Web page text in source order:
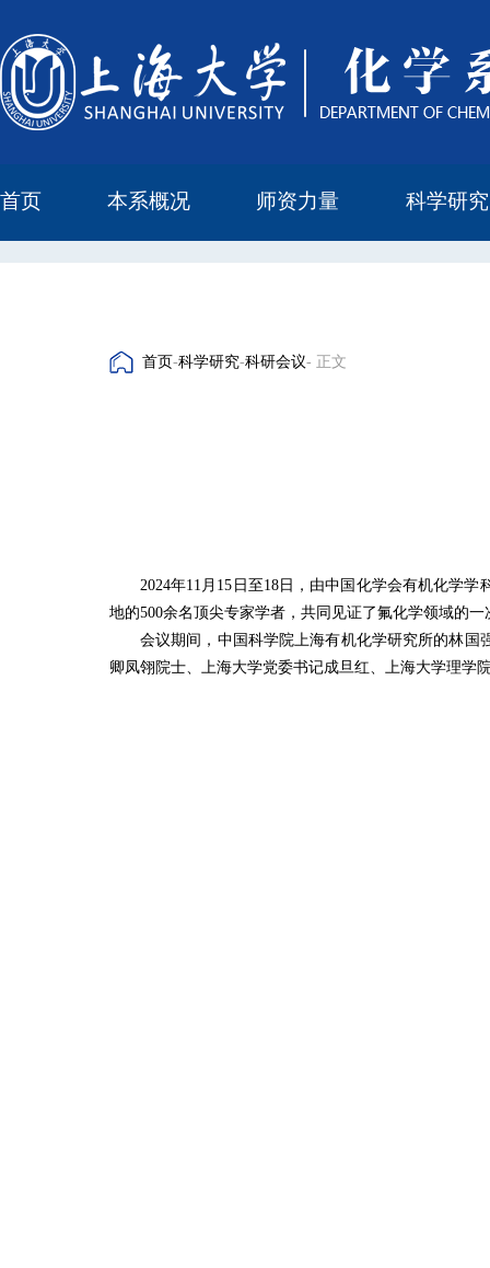
首页 本系概况 师资力量 科学研究
首页-科学研究-科研会议- 正文
2024年11月15日至18日，由中国化学会有机化学
地的500余名顶尖专家学者，共同见证了氟化学领域的
会议期间，中国科学院上海有机化学研究所的林
卿凤翎院士、上海大学党委书记成旦红、上海大学理学